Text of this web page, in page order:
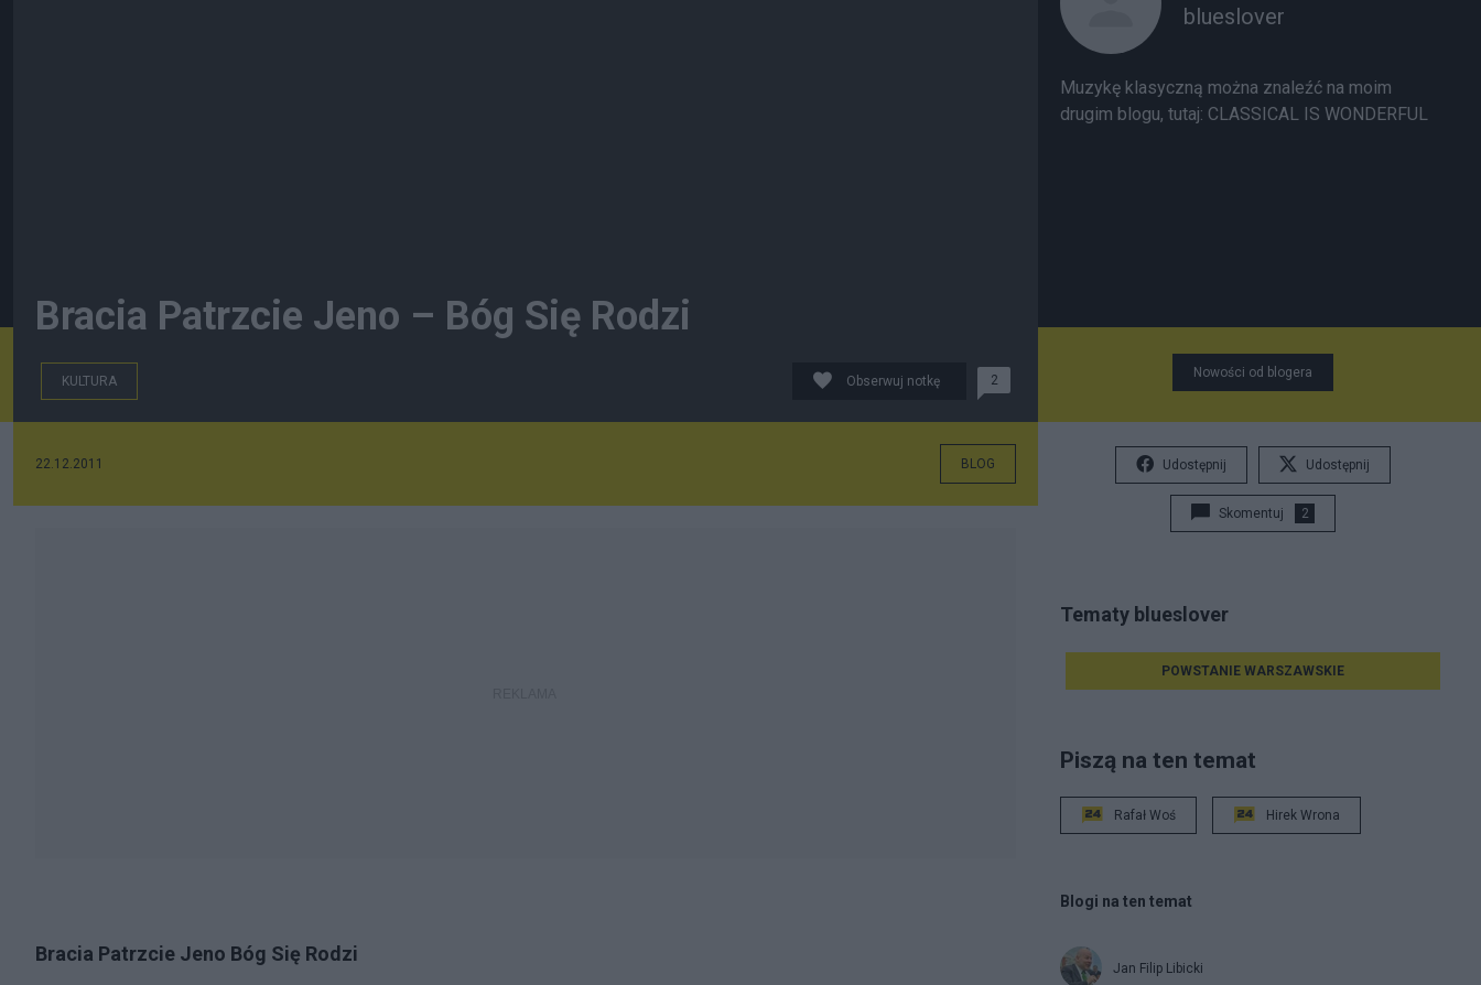
Bracia Patrzcie Jeno – Bóg Się Rodzi
KULTURA Obserwuj notkę 2
22.12.2011 BLOG
Bracia Patrzcie Jeno Bóg Się Rodzi
blueslover
Muzykę klasyczną można znaleźć na moim
drugim blogu, tutaj: CLASSICAL IS WONDERFUL
Nowości od blogera
Udostępnij Udostępnij
Skomentuj 2
Tematy blueslover
POWSTANIE WARSZAWSKIE
Piszą na ten temat
Rafał Woś Hirek Wrona
Blogi na ten temat
Jan Filip Libicki